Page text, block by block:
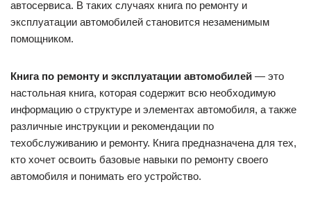
автосервиса. В таких случаях книга по ремонту и
эксплуатации автомобилей становится незаменимым
помощником.
Книга по ремонту и эксплуатации автомобилей — это
настольная книга, которая содержит всю необходимую
информацию о структуре и элементах автомобиля, а также
различные инструкции и рекомендации по
техобслуживанию и ремонту. Книга предназначена для тех,
кто хочет освоить базовые навыки по ремонту своего
автомобиля и понимать его устройство.